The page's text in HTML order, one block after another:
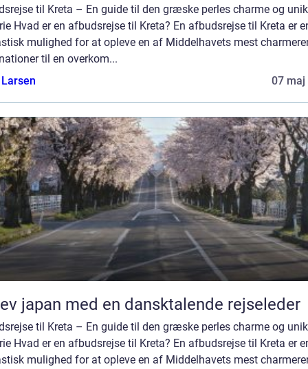
til Kreta – En guide til den græske perles charme og
Hvad er en afbudsrejse til Kreta? En afbudsrejse til Kreta er
mulighed for at opleve en af Middelhavets mest
til en overkom...
07 maj
japan med en dansktalende rejseleder
til Kreta – En guide til den græske perles charme og
Hvad er en afbudsrejse til Kreta? En afbudsrejse til Kreta er
mulighed for at opleve en af Middelhavets mest